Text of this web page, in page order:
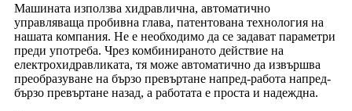
Машината използва хидравлична, автоматично
управляваща пробивна глава, патентована технология на
нашата компания. Не е необходимо да се задават параметри
преди употреба. Чрез комбинираното действие на
електрохидравликата, тя може автоматично да извършва
преобразуване на бързо превъртане напред-работа напред-
бързо превъртане назад, а работата е проста и надеждна.